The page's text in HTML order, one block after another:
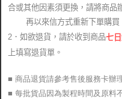
合或其他因素須更換，請將商品
再以來信方式重新下單購買
2．如欲退貨，請於收到商品七
上填寫退貨單。
■ 商品退貨請參考售後服務卡辦
■ 每批貨品因為製程時間及原料